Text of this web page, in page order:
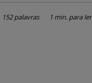
152 palavras 1 min. para ler